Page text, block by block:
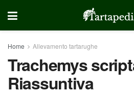
Home Allevamento tartarughe
Trachemys
Riassuntiva